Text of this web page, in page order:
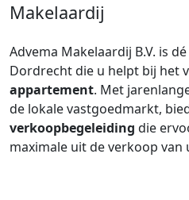
Makelaardij
Advema Makelaardij B.V. is dé
Dordrecht die u helpt bij het
appartement. Met
de lokale vastgoedmarkt,
verkoopbegeleiding die
maximale uit de verkoop van